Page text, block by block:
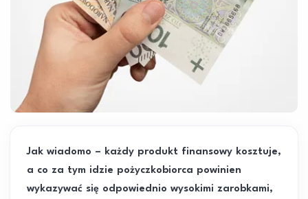
Jak wiadomo – każdy produkt finansowy kosztuje,
a co za tym idzie pożyczkobiorca powinien
wykazywać się odpowiednio wysokimi zarobkami,